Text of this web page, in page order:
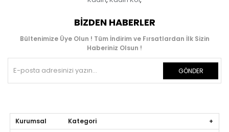
BIZDEN HABERLER
Bültenimize Üye Olun ! Tüm İndirim ve Fırsatlardan İlk Sizin
Haberiniz Olsun !
GÖNDER
Kurumsal Kategori